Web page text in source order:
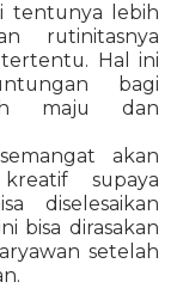
tentunya lebih
rutinitasnya
Hal ini
bagi
maju dan
akan
supaya
diselesaikan
bisa dirasakan
setelah